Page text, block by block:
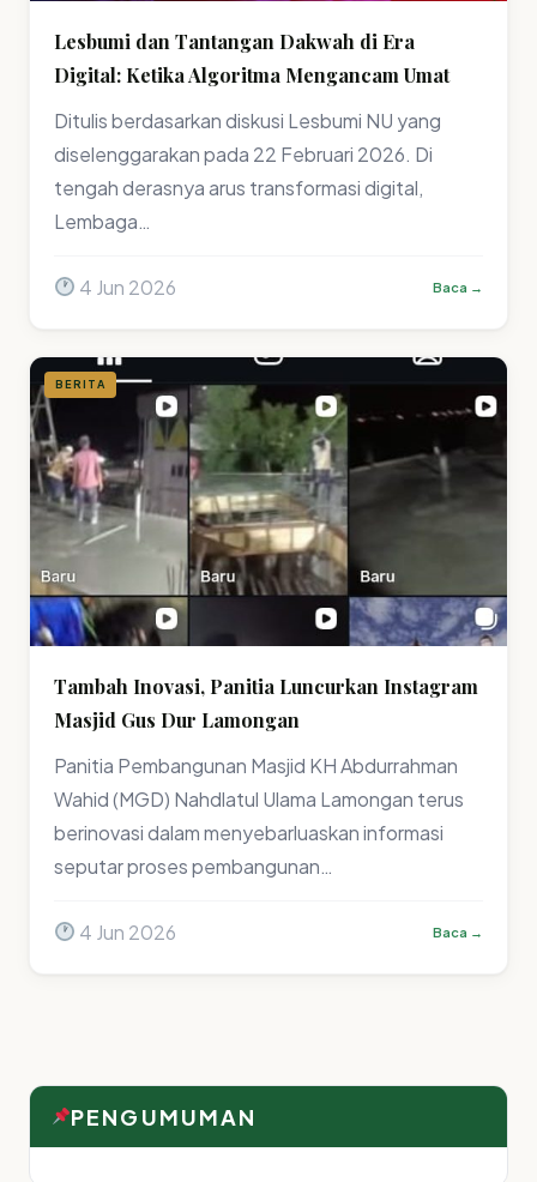
Lesbumi dan Tantangan Dakwah di Era
Digital: Ketika Algoritma Mengancam Umat
Ditulis berdasarkan diskusi Lesbumi NU yang
diselenggarakan pada 22 Februari 2026. Di
tengah derasnya arus transformasi digital,
Lembaga…
4 Jun 2026 Baca →
BERITA
Tambah Inovasi, Panitia Luncurkan Instagram
Masjid Gus Dur Lamongan
Panitia Pembangunan Masjid KH Abdurrahman
Wahid (MGD) Nahdlatul Ulama Lamongan terus
berinovasi dalam menyebarluaskan informasi
seputar proses pembangunan…
4 Jun 2026 Baca →
PENGUMUMAN